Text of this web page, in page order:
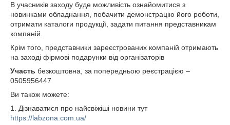
В учасників заходу буде можливість ознайомитися з
новинками обладнання, побачити демонстрацію його роботи,
отримати каталоги продукції, задати питання представникам
компаній.
Крім того, представники зареєстрованих компаній отримають
на заході фірмові подарунки від організаторів
Участь безкоштовна, за попередньою реєстрацією –
0505956447
Ви також можете:
1. Дізнаватися про найсвіжіші новини тут
https://labzona.com.ua/